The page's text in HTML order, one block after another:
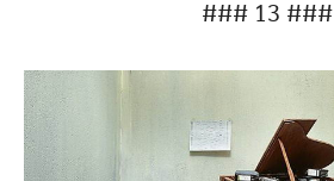
### 13 ###